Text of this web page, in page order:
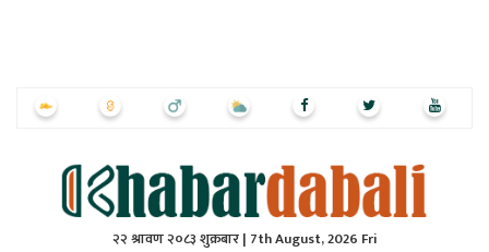
२२ श्रावण २०८३ शुक्रबार | 7th August, 2026 Fri